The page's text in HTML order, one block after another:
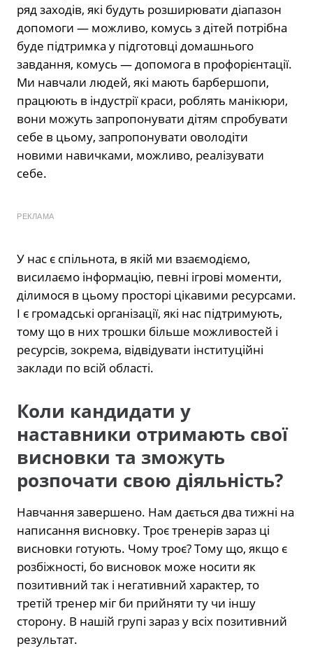
ряд заходів, які будуть розширювати діапазон
допомоги — можливо, комусь з дітей потрібна
буде підтримка у підготовці домашнього
завдання, комусь — допомога в профорієнтації.
Ми навчали людей, які мають барбершопи,
працюють в індустрії краси, роблять манікюри,
вони можуть запропонувати дітям спробувати
себе в цьому, запропонувати оволодіти
новими навичками, можливо, реалізувати
себе.
РЕКЛАМА
У нас є спільнота, в якій ми взаємодіємо,
висилаємо інформацію, певні ігрові моменти,
ділимося в цьому просторі цікавими ресурсами.
І є громадські організації, які нас підтримують,
тому що в них трошки більше можливостей і
ресурсів, зокрема, відвідувати інституційні
заклади по всій області.
Коли кандидати у
наставники отримають свої
висновки та зможуть
розпочати свою діяльність?
Навчання завершено. Нам дається два тижні на
написання висновку. Троє тренерів зараз ці
висновки готують. Чому троє? Тому що, якщо є
розбіжності, бо висновок може носити як
позитивний так і негативний характер, то
третій тренер міг би прийняти ту чи іншу
сторону. В нашій групі зараз у всіх позитивний
результат.